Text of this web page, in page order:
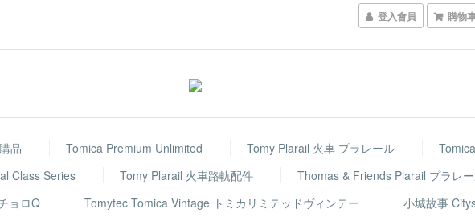
登入會員 購物
品 Tomica Premium Unlimited Tomy Plarail 火車 プラレール
Class Series Tomy Plarail 火車路軌配件
Thomas & Friends Plarail プラレ
ョロQ
Tomytec Tomica Vintage トミカリミテッドヴィンテー
小城故事